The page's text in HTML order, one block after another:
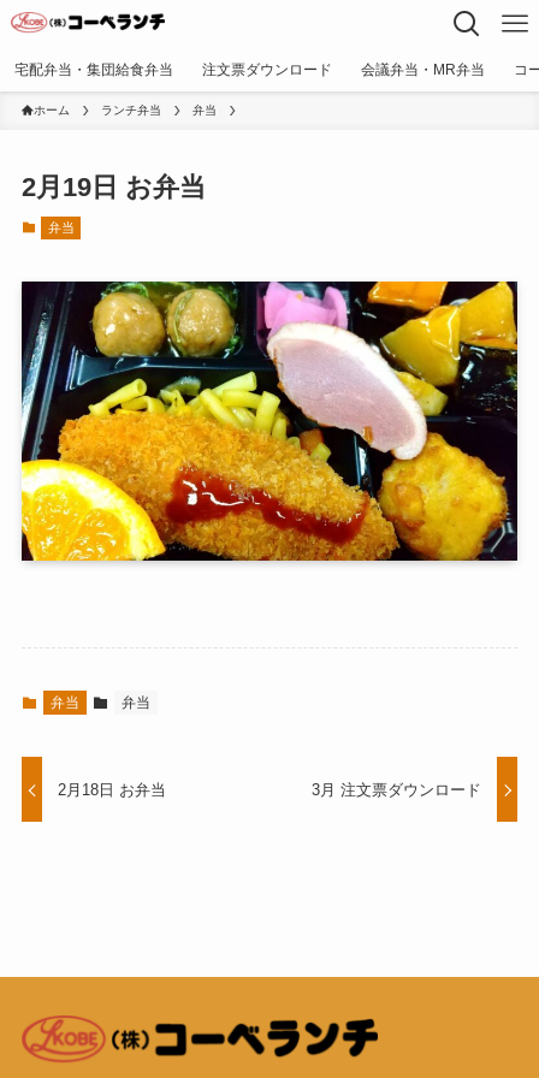
宅配弁当・集団給食弁当 注文票ダウンロード 会議弁当・MR弁当 コ
ホーム ランチ弁当 弁当
2月19日 お弁当
弁当
弁当 弁当
2月18日 お弁当 3月 注文票ダウンロード